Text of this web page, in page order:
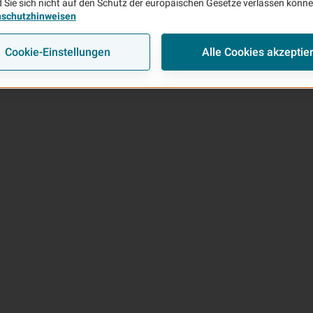
Sie sich nicht auf den Schutz der europäischen Gesetze verlassen
Cookie-Einstellungen Alle Cookies